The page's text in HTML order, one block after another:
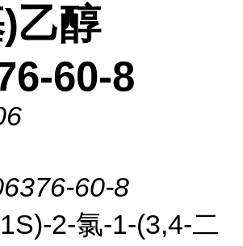
乙醇
60-8
60-8
2-氯-1-(3,4-二